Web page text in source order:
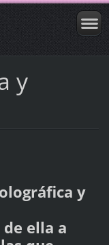
y
y
ella a